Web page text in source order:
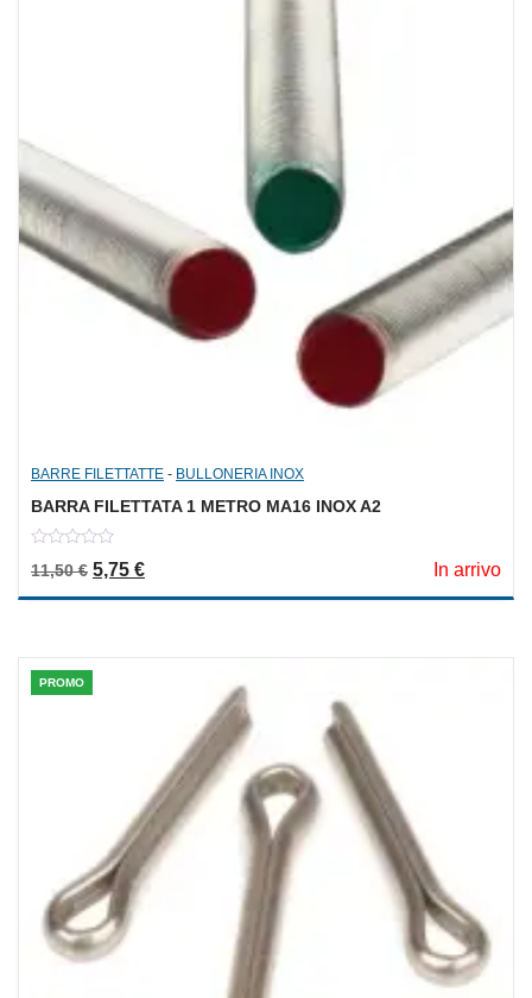
BARRE FILETTATTE - BULLONERIA INOX
BARRA FILETTATA 1 METRO MA16 INOX A2
out
5
11,50€ Il prezzo originale era: 11,50 €.
5,75 €Il prezzo attuale è: 5,75 €. In arrivo
PROMO